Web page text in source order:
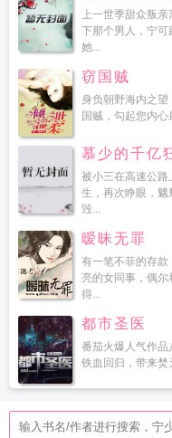
上一世季甜众叛
下那个男人，宁可
她...
窃国贼
身负朝野海内之
国贼，勾起您内
慕少的千亿
被小三在高速公
生，再次睁眼，魑
毁...
暧昧无罪
有一笔不菲的存
亮的女同事，偶尔
得...
都市圣医
番茄火爆人气作
铁血回归，带来焚